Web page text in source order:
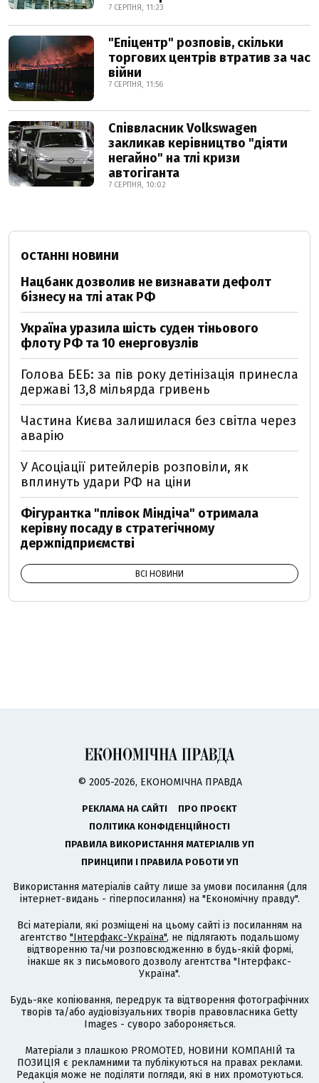
7 СЕРПНЯ, 11:23
"Епіцентр" розповів, скільки
торгових центрів втратив за час
війни
7 СЕРПНЯ, 11:56
Співвласник Volkswagen
закликав керівництво "діяти
негайно" на тлі кризи
автогіганта
7 СЕРПНЯ, 10:02
ОСТАННІ НОВИНИ
Нацбанк дозволив не визнавати дефолт
бізнесу на тлі атак РФ
Україна уразила шість суден тіньового
флоту РФ та 10 енерговузлів
Голова БЕБ: за пів року детінізація принесла
державі 13,8 мільярда гривень
Частина Києва залишилася без світла через
аварію
У Асоціації ритейлерів розповіли, як
вплинуть удари РФ на ціни
Фігурантка "плівок Міндіча" отримала
керівну посаду в стратегічному
держпідприємстві
ВСІ НОВИНИ
© 2005-2026, ЕКОНОМІЧНА ПРАВДА
РЕКЛАМА НА САЙТІ
ПРО ПРОЄКТ
ПОЛІТИКА КОНФІДЕНЦІЙНОСТІ
ПРАВИЛА ВИКОРИСТАННЯ МАТЕРІАЛІВ УП
ПРИНЦИПИ І ПРАВИЛА РОБОТИ УП
Використання матеріалів сайту лише за умови посилання (для
інтернет-видань - гіперпосилання) на "Економічну правду".
Всі матеріали, які розміщені на цьому сайті із посиланням на
агентство "Інтерфакс-Україна", не підлягають подальшому
відтворенню та/чи розповсюдженню в будь-якій формі,
інакше як з письмового дозволу агентства "Інтерфакс-
Україна".
Будь-яке копіювання, передрук та відтворення фотографічних
творів та/або аудіовізуальних творів правовласника Getty
Images - суворо забороняється.
Матеріали з плашкою PROMOTED, НОВИНИ КОМПАНІЙ та
ПОЗИЦІЯ є рекламними та публікуються на правах реклами.
Редакція може не поділяти погляди, які в них промотуються.